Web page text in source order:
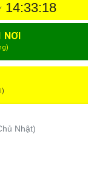
14:33:17
NƠI
Nhật)